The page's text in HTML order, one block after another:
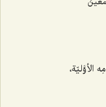
الأوَّلیّة،